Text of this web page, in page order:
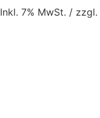
Inkl. 7% MwSt. / zzgl.